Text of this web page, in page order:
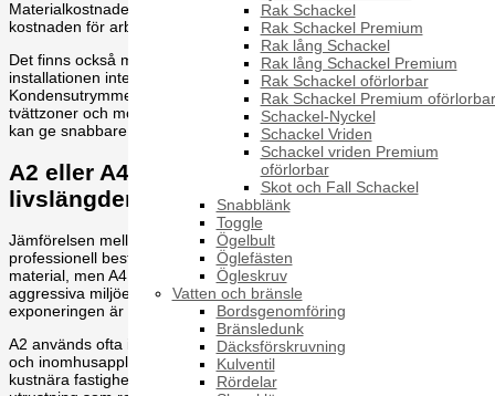
Rak Schackel
Rak Schackel Premium
Rak lång Schackel
Rak lång Schackel Premium
Rak Schackel oförlorbar
Rak Schackel Premium oförlorbar
Schackel-Nyckel
Schackel Vriden
Schackel vriden Premium
oförlorbar
Skot och Fall Schackel
Snabblänk
Toggle
Ögelbult
Öglefästen
Ögleskruv
Vatten och bränsle
Bordsgenomföring
Bränsledunk
Däcksförskruvning
Kulventil
Rördelar
Materialkostnaden blir då ofta liten i förhållande till den totala
kostnaden för arbete, driftstopp och framtida byte.
Det finns också miljöer där syrafast är ett klokt val trots att
installationen inte ser särskilt utsatt ut från början.
Kondensutrymmen, tekniska rum med varierande temperatur,
tvättzoner och montage i närhet till avgas, vägsalt eller kemikalier
kan ge snabbare angrepp än man först räknat med.
A2 eller A4 - skillnaden som påverkar
livslängden
Jämförelsen mellan A2 och A4 återkommer i nästan varje
professionell beställning av rostfria fästelement. Båda är rostfria
material, men A4 har bättre motstånd mot korrosion i mer
aggressiva miljöer. Det gör A4 till ett mer säkert val där
exponeringen är högre eller där utbyten är svåra och kostsamma.
A2 används ofta i allmänna utomhusmiljöer, enklare byggmontage
och inomhusapplikationer. A4 används oftare i marina installationer,
kustnära fastigheter, livsmedelsindustri, vattenhantering och